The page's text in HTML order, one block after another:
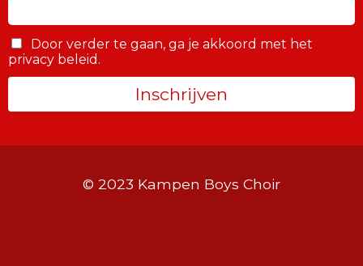
Door verder te gaan, ga je akkoord met het
privacy beleid.
© 2023 Kampen Boys Choir